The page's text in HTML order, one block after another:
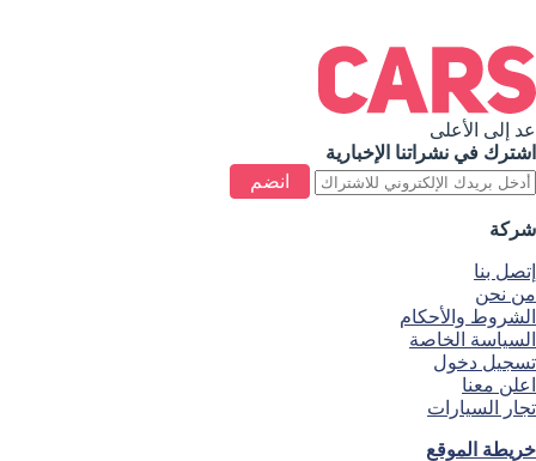
عد إلى الأعلى
اشترك في نشراتنا الإخبارية
انضم
شركة
إتصل بنا
من نحن
الشروط والأحكام
السياسة الخاصة
تسجيل دخول
اعلن معنا
تجار السيارات
خريطة الموقع